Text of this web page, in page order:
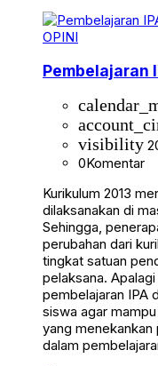
OPINI
Pembelajaran
visibility
0Komentar
Kurikulum 2013
dilaksanakan di
Sehingga,
perubahan dari
tingkat satuan
pelaksana.
pembelajaran IPA
siswa agar
yang
dalam